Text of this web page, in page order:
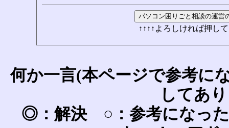
↑↑↑↑よろしければ押し
何か一言(本ページで参考に
してあ
◎：解決 ○：参考になっ